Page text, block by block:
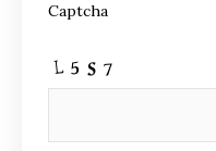
Captcha